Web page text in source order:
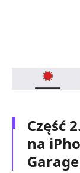
Część
na